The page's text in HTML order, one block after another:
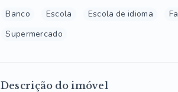
Banco Escola Escola de idioma
Supermercado
Descrição do imóvel